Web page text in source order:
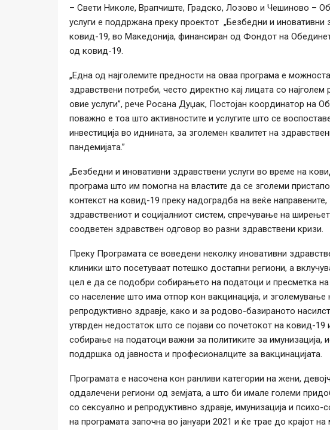
– Свети Николе, Врапчиште, Градско, Лозово и Чешиново –
услуги е поддржана преку проектот „Безбедни и иновативни
ковид-19, во Македонија, финансиран од Фондот на
од ковид-19.
„Една од најголемите предности на оваа програма е
здравствени потреби, често директно кај лицата со
овие услуги”, рече Росана Дуџак, Постојан координатор на
поважно е тоа што активностите и услугите што се
инвестиција во иднината, за зголемен квалитет на
пандемијата.”
„Безбедни и иновативни здравствени услуги во време на
програма што им помогна на властите да се зголеми
контекст на ковид-19 преку надоградба на веќе
здравствениот и социјалниот систем, спречување на
соодветен здравствен одговор во разни здравствени кризи.
Преку Програмата се воведени неколку иновативни
клиники што посетуваат потешко достапни региони, а
цел е да се подобри собирањето на податоци и пресметка на
со население што има отпор кон вакцинација, и зголемување
репродуктивно здравје, како и за родово-базираното
утврден недостаток што се појави со почетокот на ковид-
собирање на податоци важни за политиките за имунизација,
поддршка од јавноста и професионалците за вакцинацијата.
Програмата е насочена кон ранливи категории на жени,
оддалечени региони од земјата, а што би имале големи
со сексуално и репродуктивно здравје, имунизација и
на програмата започна во јануари 2021 и ќе трае до крајот